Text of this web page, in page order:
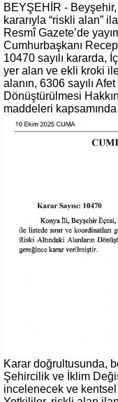
BEYŞEHİR -
kararıyla “riskli alan”
Resmî Gazete’de
Cumhurbaşkanı
10470 sayılı kararda,
yer alan ve ekli kroki
alanın, 6306 sayılı
Dönüştürülmesi
maddeleri
Karar doğrultusunda,
Şehircilik ve İklim
incelenecek ve